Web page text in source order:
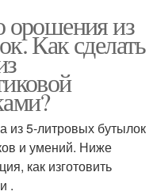
орошения из
Как сделать
из 5-литровых бутылок
и умений. Ниже
как изготовить
.